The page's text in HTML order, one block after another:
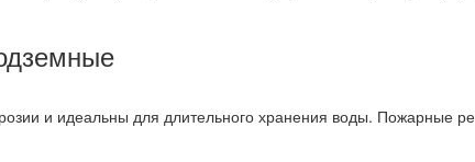
и идеальны для длительного хранения воды. Пожарные